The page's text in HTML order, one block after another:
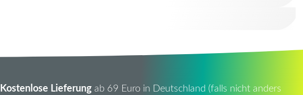
Kostenlose Lieferungab 69 Euro in Deutschland (falls nicht anders